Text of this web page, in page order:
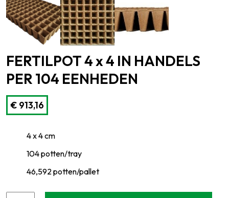
FERTILPOT 4 x 4 IN HANDELS
PER 104 EENHEDEN
€ 913,16
4 x 4 cm
104 potten/tray
46,592 potten/pallet